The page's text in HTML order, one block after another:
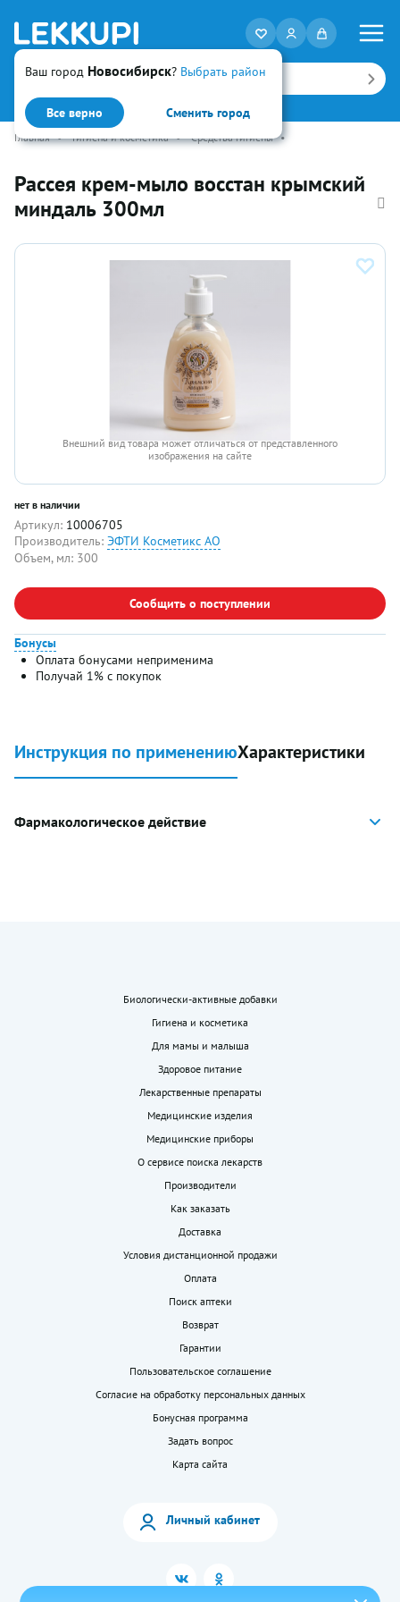
Ваш город Новосибирск? Выбрать район
Все верно Сменить город
Искать
Главная • Гигиена и косметика • Средства гигиены •
Рассея крем-мыло восстан крымский
миндаль 300мл
Внешний вид товара может отличаться от представленного
изображения на сайте
нет в наличии
Артикул: 10006705
Производитель: ЭФТИ Косметикс АО
Объем, мл: 300
Сообщить о поступлении
Бонусы
Оплата бонусами неприменима
Получай 1% с покупок
Инструкция по применениюХарактеристики
Фармакологическое действие
Биологически-активные добавки
Гигиена и косметика
Для мамы и малыша
Здоровое питание
Лекарственные препараты
Медицинские изделия
Медицинские приборы
О сервисе поиска лекарств
Производители
Как заказать
Доставка
Условия дистанционной продажи
Оплата
Поиск аптеки
Возврат
Гарантии
Пользовательское соглашение
Согласие на обработку персональных данных
Бонусная программа
Задать вопрос
Карта сайта
Личный кабинет